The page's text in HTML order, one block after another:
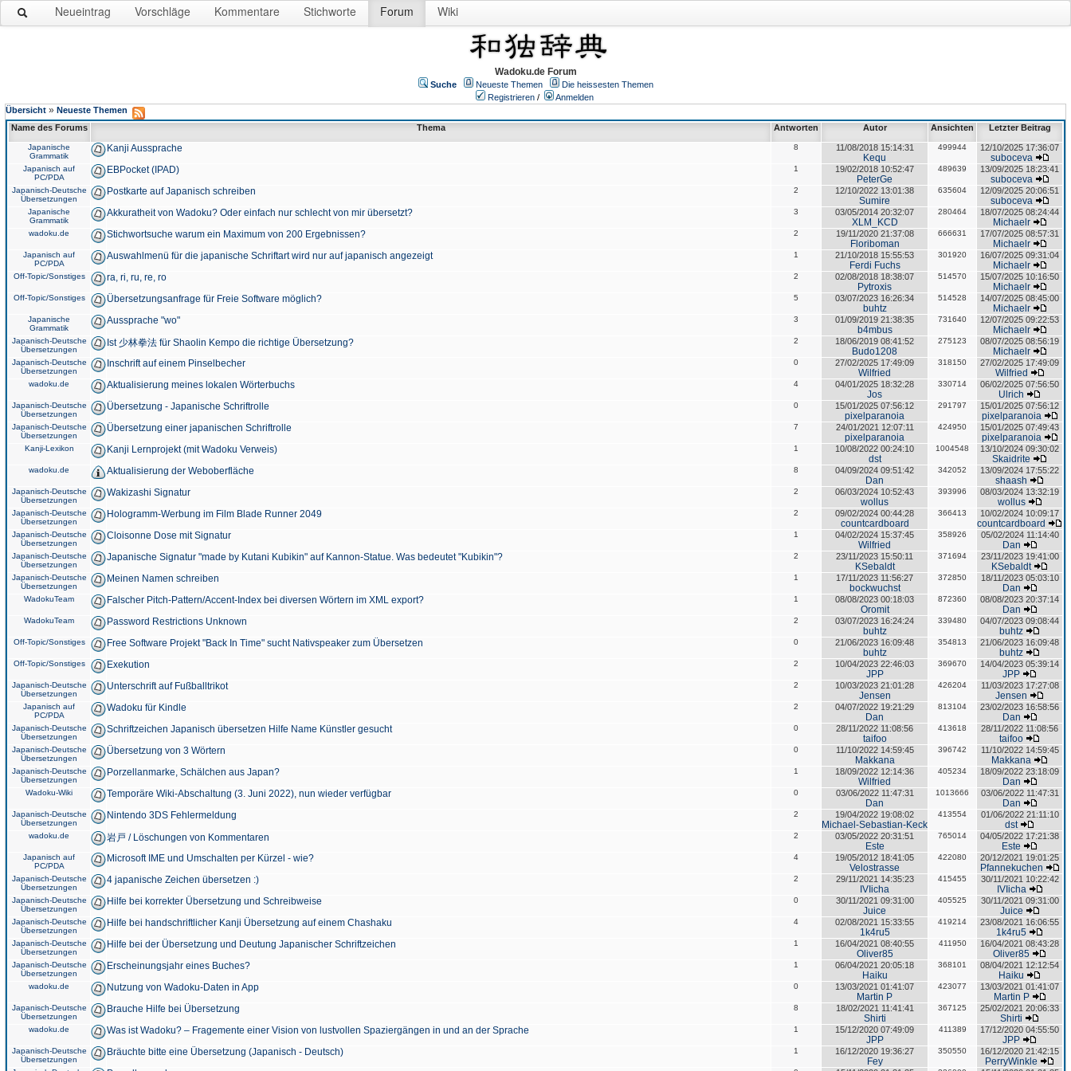
Neueintrag Vorschläge Kommentare Stichworte Forum Wiki
Wadoku.de Forum
Suche Neueste Themen
Die heissesten Themen
Registrieren /
Anmelden
Übersicht » Neueste Themen
Name des Forums
Thema Antworten Autor Ansichten Letzter Beitrag
Japanische
Grammatik
Kanji Aussprache 8 11/08/2018 15:14:31
Kequ
499944 12/10/2025 17:36:07
suboceva
Japanisch auf
PC/PDA
EBPocket (IPAD) 1 19/02/2018 10:52:47
PeterGe
489639 13/09/2025 18:23:41
suboceva
Japanisch-Deutsche
Übersetzungen
Postkarte auf Japanisch schreiben 2 12/10/2022 13:01:38
Sumire
635604 12/09/2025 20:06:51
suboceva
Japanische
Grammatik
Akkuratheit von Wadoku? Oder einfach nur schlecht von mir übersetzt? 3 03/05/2014 20:32:07
XLM_KCD
280464 18/07/2025 08:24:44
Michaelr
wadoku.de Stichwortsuche warum ein Maximum von 200 Ergebnissen? 2 19/11/2020 21:37:08
Floriboman
666631 17/07/2025 08:57:31
Michaelr
Japanisch auf
PC/PDA
Auswahlmenü für die japanische Schriftart wird nur auf japanisch angezeigt 1 21/10/2018 15:55:53
Ferdi Fuchs
301920 16/07/2025 09:31:04
Michaelr
Off-Topic/Sonstiges ra, ri, ru, re, ro 2 02/08/2018 18:38:07
Pytroxis
514570 15/07/2025 10:16:50
Michaelr
Off-Topic/Sonstiges Übersetzungsanfrage für Freie Software möglich? 5 03/07/2023 16:26:34
buhtz
514528 14/07/2025 08:45:00
Michaelr
Japanische
Grammatik
Aussprache "wo" 3 01/09/2019 21:38:35
b4mbus
731640 12/07/2025 09:22:53
Michaelr
Japanisch-Deutsche
Übersetzungen
Ist 少林拳法 für Shaolin Kempo die richtige Übersetzung? 2 18/06/2019 08:41:52
Budo1208
275123 08/07/2025 08:56:19
Michaelr
Japanisch-Deutsche
Übersetzungen
Inschrift auf einem Pinselbecher 0 27/02/2025 17:49:09
Wilfried
318150 27/02/2025 17:49:09
Wilfried
wadoku.de Aktualisierung meines lokalen Wörterbuchs 4 04/01/2025 18:32:28
Jos
330714 06/02/2025 07:56:50
Ulrich
Japanisch-Deutsche
Übersetzungen
Übersetzung - Japanische Schriftrolle 0 15/01/2025 07:56:12
pixelparanoia
291797 15/01/2025 07:56:12
pixelparanoia
Japanisch-Deutsche
Übersetzungen
Übersetzung einer japanischen Schriftrolle 7 24/01/2021 12:07:11
pixelparanoia
424950 15/01/2025 07:49:43
pixelparanoia
Kanji-Lexikon Kanji Lernprojekt (mit Wadoku Verweis) 1 10/08/2022 00:24:10
dst
1004548 13/10/2024 09:30:02
Skaidrite
wadoku.de Aktualisierung der Weboberfläche 8 04/09/2024 09:51:42
Dan
342052 13/09/2024 17:55:22
shaash
Japanisch-Deutsche
Übersetzungen
Wakizashi Signatur 2 06/03/2024 10:52:43
wollus
393996 08/03/2024 13:32:19
wollus
Japanisch-Deutsche
Übersetzungen
Hologramm-Werbung im Film Blade Runner 2049 2 09/02/2024 00:44:28
countcardboard
366413 10/02/2024 10:09:17
countcardboard
Japanisch-Deutsche
Übersetzungen
Cloisonne Dose mit Signatur 1 04/02/2024 15:37:45
Wilfried
358926 05/02/2024 11:14:40
Dan
Japanisch-Deutsche
Übersetzungen
Japanische Signatur "made by Kutani Kubikin" auf Kannon-Statue. Was bedeutet "Kubikin"? 2 23/11/2023 15:50:11
KSebaldt
371694 23/11/2023 19:41:00
KSebaldt
Japanisch-Deutsche
Übersetzungen
Meinen Namen schreiben 1 17/11/2023 11:56:27
bockwuchst
372850 18/11/2023 05:03:10
Dan
WadokuTeam Falscher Pitch-Pattern/Accent-Index bei diversen Wörtern im XML export? 1 08/08/2023 00:18:03
Oromit
872360 08/08/2023 20:37:14
Dan
WadokuTeam Password Restrictions Unknown 2 03/07/2023 16:24:24
buhtz
339480 04/07/2023 09:08:44
buhtz
Off-Topic/Sonstiges Free Software Projekt "Back In Time" sucht Nativspeaker zum Übersetzen 0 21/06/2023 16:09:48
buhtz
354813 21/06/2023 16:09:48
buhtz
Off-Topic/Sonstiges Exekution 2 10/04/2023 22:46:03
JPP
369670 14/04/2023 05:39:14
JPP
Japanisch-Deutsche
Übersetzungen
Unterschrift auf Fußballtrikot 2 10/03/2023 21:01:28
Jensen
426204 11/03/2023 17:27:08
Jensen
Japanisch auf
PC/PDA
Wadoku für Kindle 2 04/07/2022 19:21:29
Dan
813104 23/02/2023 16:58:56
Dan
Japanisch-Deutsche
Übersetzungen
Schriftzeichen Japanisch übersetzen Hilfe Name Künstler gesucht 0 28/11/2022 11:08:56
taifoo
413618 28/11/2022 11:08:56
taifoo
Japanisch-Deutsche
Übersetzungen
Übersetzung von 3 Wörtern 0 11/10/2022 14:59:45
Makkana
396742 11/10/2022 14:59:45
Makkana
Japanisch-Deutsche
Übersetzungen
Porzellanmarke, Schälchen aus Japan? 1 18/09/2022 12:14:36
Wilfried
405234 18/09/2022 23:18:09
Dan
Wadoku-Wiki Temporäre Wiki-Abschaltung (3. Juni 2022), nun wieder verfügbar 0 03/06/2022 11:47:31
Dan
1013666 03/06/2022 11:47:31
Dan
Japanisch-Deutsche
Übersetzungen
Nintendo 3DS Fehlermeldung 2 19/04/2022 19:08:02
Michael-Sebastian-Keck
413554 01/06/2022 21:11:10
dst
wadoku.de 岩戸 / Löschungen von Kommentaren 2 03/05/2022 20:31:51
Este
765014 04/05/2022 17:21:38
Este
Japanisch auf
PC/PDA
Microsoft IME und Umschalten per Kürzel - wie? 4 19/05/2012 18:41:05
Velostrasse
422080 20/12/2021 19:01:25
Pfannekuchen
Japanisch-Deutsche
Übersetzungen
4 japanische Zeichen übersetzen :) 2 29/11/2021 14:35:23
IVIicha
415455 30/11/2021 10:22:42
IVIicha
Japanisch-Deutsche
Übersetzungen
Hilfe bei korrekter Übersetzung und Schreibweise 0 30/11/2021 09:31:00
Juice
405525 30/11/2021 09:31:00
Juice
Japanisch-Deutsche
Übersetzungen
Hilfe bei handschriftlicher Kanji Übersetzung auf einem Chashaku 4 02/08/2021 15:33:55
1k4ru5
419214 23/08/2021 16:06:55
1k4ru5
Japanisch-Deutsche
Übersetzungen
Hilfe bei der Übersetzung und Deutung Japanischer Schriftzeichen 1 16/04/2021 08:40:55
Oliver85
411950 16/04/2021 08:43:28
Oliver85
Japanisch-Deutsche
Übersetzungen
Erscheinungsjahr eines Buches? 1 06/04/2021 20:05:18
Haiku
368101 08/04/2021 12:12:54
Haiku
wadoku.de Nutzung von Wadoku-Daten in App 0 13/03/2021 01:41:07
Martin P
423077 13/03/2021 01:41:07
Martin P
Japanisch-Deutsche
Übersetzungen
Brauche Hilfe bei Übersetzung 8 18/02/2021 11:41:41
Shirti
367125 25/02/2021 20:06:33
Shirti
wadoku.de Was ist Wadoku? – Fragemente einer Vision von lustvollen Spaziergängen in und an der Sprache 1 15/12/2020 07:49:09
JPP
411389 17/12/2020 04:55:50
JPP
Japanisch-Deutsche
Übersetzungen
Bräuchte bitte eine Übersetzung (Japanisch - Deutsch) 1 16/12/2020 19:36:27
Fey
350550 16/12/2020 21:42:15
PerryWinkle